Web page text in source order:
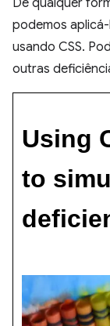
De qualquer
podemos
usando CSS.
outras